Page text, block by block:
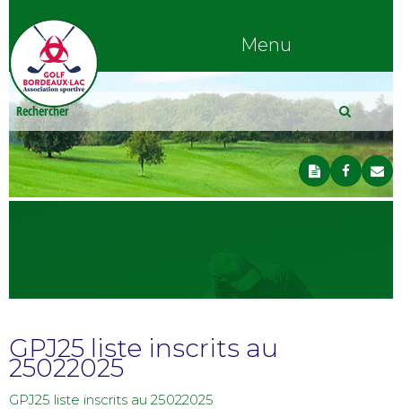
Menu
GPJ25 liste inscrits au
25022025
GPJ25 liste inscrits au 25022025